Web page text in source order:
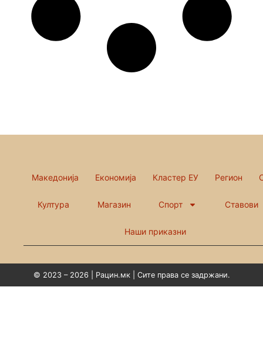
Македонија Економија Кластер ЕУ Регион
Култура Магазин Спорт Ставови
Наши приказни
© 2023 – 2026 | Рацин.мк | Сите права се задржани.